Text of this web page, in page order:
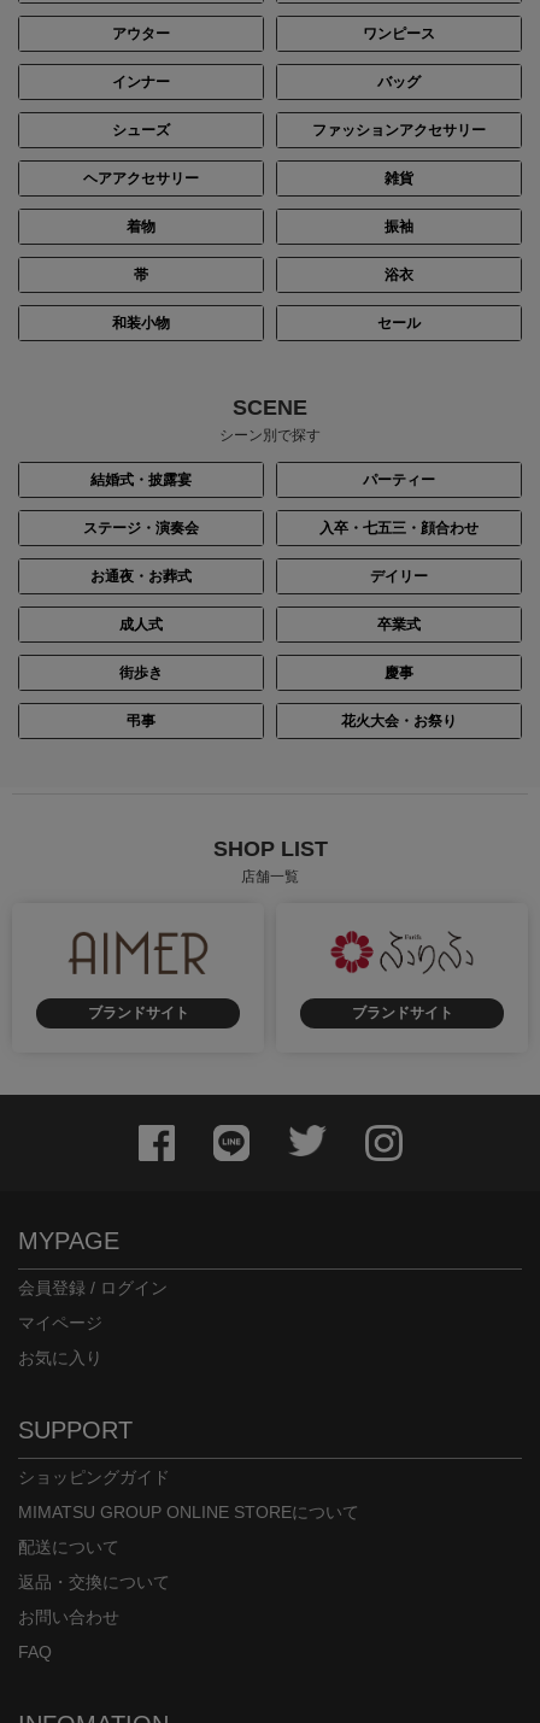
アウター ワンピース
インナー バッグ
シューズ ファッションアクセサリー
ヘアアクセサリー 雑貨
着物 振袖
帯 浴衣
和装小物 セール
SCENE
シーン別で探す
結婚式・披露宴 パーティー
ステージ・演奏会 入卒・七五三・顔合わせ
お通夜・お葬式 デイリー
成人式 卒業式
街歩き 慶事
弔事 花火大会・お祭り
SHOP LIST
店舗一覧
ブランドサイト ブランドサイト
MYPAGE
会員登録 / ログイン
マイページ
お気に入り
SUPPORT
ショッピングガイド
MIMATSU GROUP ONLINE STOREについて
配送について
返品・交換について
お問い合わせ
FAQ